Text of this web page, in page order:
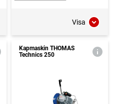
Visa
Kapmaskin THOMAS
Technics 250